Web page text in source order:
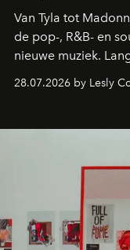
Van Tyla tot
de pop-, R&B- en
nieuwe muziek.
comebacks en
de releases die je
28.07.2026 by Lesly